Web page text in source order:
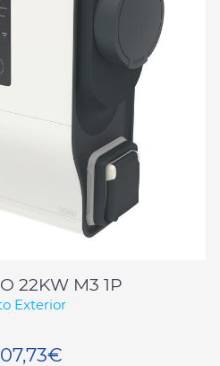
22KW M3 1P
Exterior